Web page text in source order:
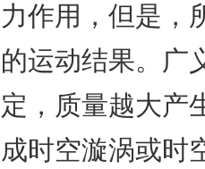
作用，但是，
运动结果。广
，质量越大产
时空漩涡或时